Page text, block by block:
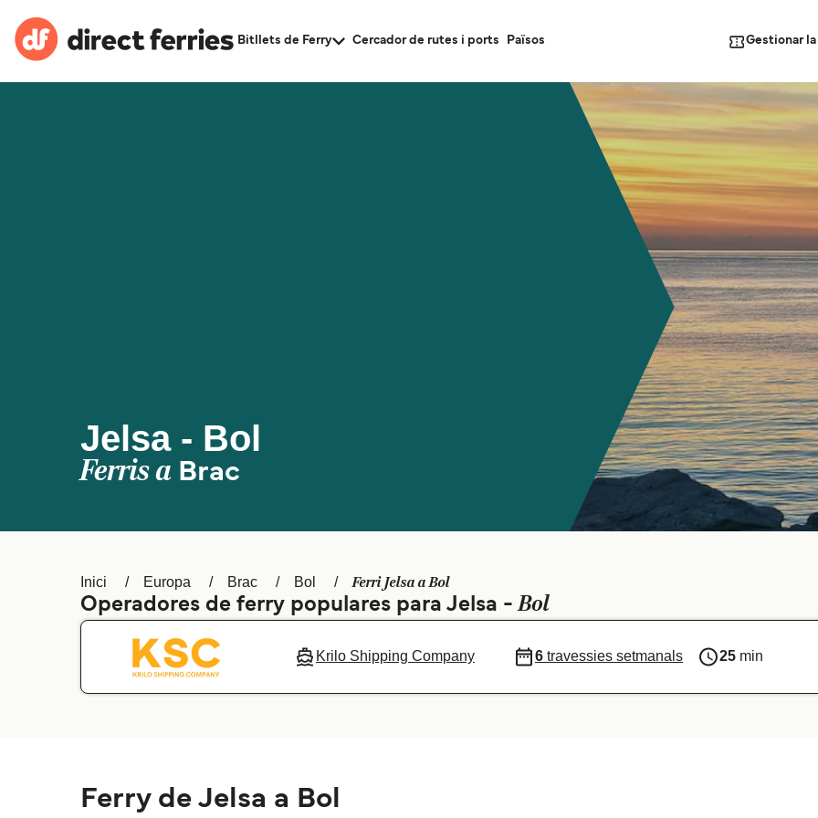
Bitllets de Ferry Cercador de rutes i ports Països Gestionar
Jelsa - Bol
Ferris a Brac
Inici Europa Brac Bol Ferri Jelsa a Bol
Operadores de ferry populares para Jelsa -Bol
Krilo Shipping Company 6 travessies setmanals 25 min
Ferry de Jelsa a Bol